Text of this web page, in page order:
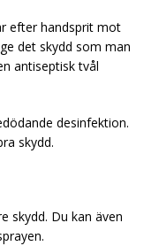
efter handsprit mot
det skydd som man
antiseptisk tvål
desinfektion.
skydd.
skydd. Du kan även